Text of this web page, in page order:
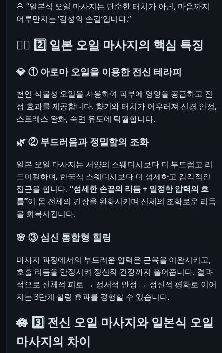
🌸 “일본식 오일 마사지는 단순한 터치가 아닌, 마음까지
어루만지는 ‘감성의 손길’입니다.”
💆‍♀️ 2️⃣ 일본 오일 마사지의 핵심 특징
💎 ① 아로마 오일을 이용한 전신 테라피
천연 식물성 오일을 사용하여 피부에 영양을 공급하고 진
정 효과를 제공합니다. 향기와 터치가 어우러져 신경 안정,
스트레스 완화, 숙면 유도에 탁월합니다.
🌿 ② 부드러움과 정밀함의 조화
일본 오일 마사지는 서양의 스웨디시보다 더 부드럽고 리
드미컬하며, 한국식 스웨디시보다 더 섬세하고 감각적인
접근을 합니다. “섬세한 손끝의 리듬 + 일정한 압력의 흐
름”이 몸 전체의 긴장을 완화시키며 신체의 조화로운 리듬
을 회복시킵니다.
🌸 ③ 심신 통합형 힐링
마사지 과정에서의 부드러운 압력은 근육을 이완시키고,
호흡 리듬을 안정시켜 정신적 긴장까지 풀어줍니다. 결과
적으로 신체적 피로 → 정서적 안정 → 정신적 평화로 이어
지는 3단계 힐링 효과를 경험할 수 있습니다.
🪷 3️⃣ 전신 오일 마사지와 일본식 오일
마사지의 차이